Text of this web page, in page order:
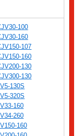
100
160
107
160
130
130
130S
320S
160
260
160